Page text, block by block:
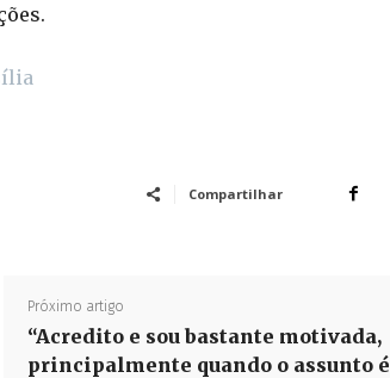
Compartilhar
Próximo artigo
“Acredito e sou bastante motivada,
principalmente quando o assunto é